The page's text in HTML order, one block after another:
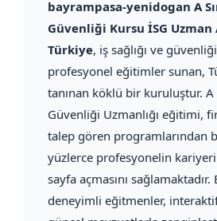
bayrampasa-yenidogan A
Güvenliği Kursu İSG Uzman
Türkiye, iş sağlığı ve
profesyonel eğitimler sunan,
tanınan köklü bir kuruluştur. A
Güvenliği Uzmanlığı eğitimi,
talep gören programlarından
yüzlerce profesyonelin
sayfa açmasını
deneyimli eğitmenler,